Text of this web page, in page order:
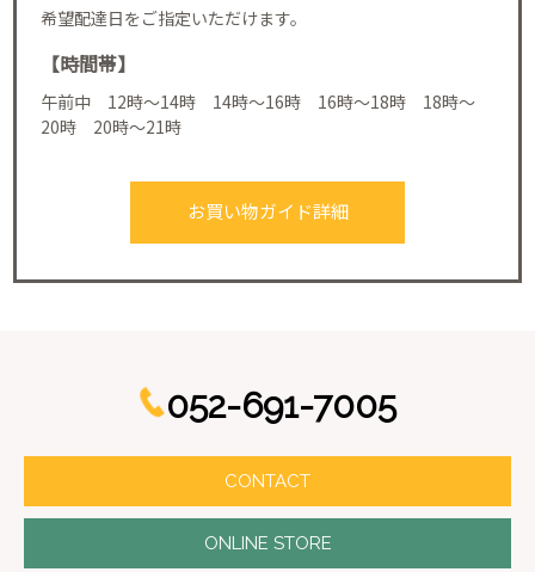
希望配達日をご指定いただけます。
【時間帯】
午前中 12時～14時 14時～16時 16時～18時 18時～
20時 20時～21時
お買い物ガイド詳細
052-691-7005
CONTACT
ONLINE STORE